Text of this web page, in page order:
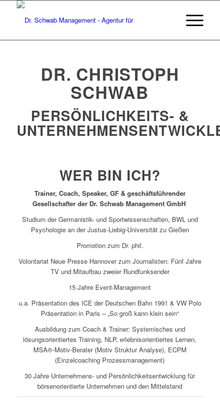
DR. CHRISTOPH
SCHWAB
PERSÖNLICHKEITS- &
WER BIN ICH?
Trainer, Coach, Speaker, GF & geschäftsführender
Gesellschafter der Dr. Schwab Management GmbH
Studium der Germanistik- und Sportwissenschaften, BWL und
Psychologie an der Justus-Liebig-Universität zu Gießen
Promotion zum Dr. phil.
Volontariat Neue Presse Hannover zum Journalisten: Fünf Jahre
TV und Mitaufbau zweier Rundfunksender
15 Jahre Event-Management
u.a. Präsentation des ICE der Deutschen Bahn 1991 & VW Polo
Präsentation in Paris – „So groß kann kleinsein“
Ausbildung zum Coach & Trainer: Systemisches und
lösungsorientiertes Training, NLP, erlebnisorientiertes Lernen,
MSA®-Motiv-Berater (Motiv Struktur Analyse), ECPM
(Einzelcoaching Prozessmanagement)
30 Jahre Unternehmens- und Persönlichkeitsentwicklung für
börsenorientierte Unternehmen und den Mittelstand